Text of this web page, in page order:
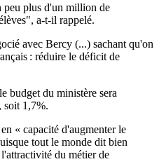
plus d'un million de
a-t-il rappelé.
avec Bercy (...) sachant qu'on
: réduire le déficit de
budget du ministère sera
soit 1,7%.
« capacité d'augmenter le
tout le monde dit bien
du métier de